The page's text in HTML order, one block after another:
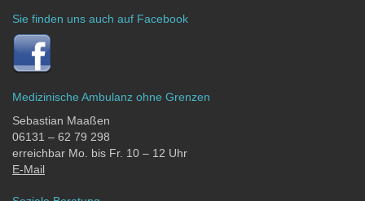
Sie finden uns auch auf Facebook
Medizinische Ambulanz ohne Grenzen
Sebastian Maaßen
06131 – 62 79 298
erreichbar Mo. bis Fr. 10 – 12 Uhr
E-Mail